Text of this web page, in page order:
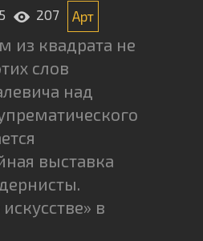
207 Арт
из квадрата не
слов
над
выставка
в